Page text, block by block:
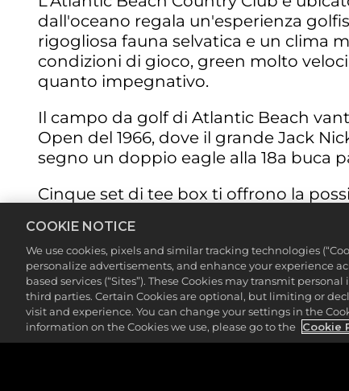
dall'oceano regala un'esperienza
rigogliosa fauna selvatica e un clima
condizioni di gioco, green molto
quanto impegnativo.
Il campo da golf di Atlantic Beach
Open del 1966, dove il grande Jack
segno un doppio eagle alla 18a buca
Cinque set di tee box ti offrono la
Buca principale:N. 18 (537 iarde, par
Evitare di scegliere la 18a buca par 5
come Jack Nicklaus e l'incredibile
quanto sembri, ma la realtà è
di essere una buca dritta e lunga, ma
COOKIE NOTICE
We use cookies, pixels and similar tracking technologies
personalize advertisements, and enhance your experience
based services (“Sites”). These Cookies may transmit
third parties. Certain Cookies are optional, but limiting or
visit and experience. You can change your settings in the
information on the Cookies we use, please go to the Cookie